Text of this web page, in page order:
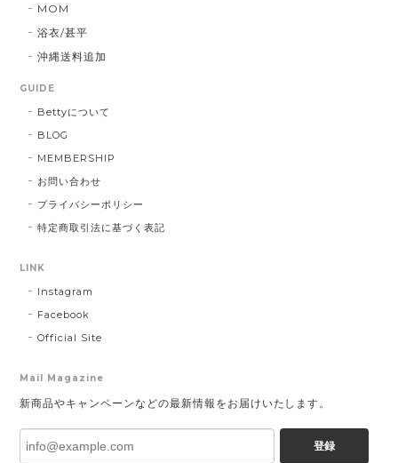
MOM
浴衣/甚平
沖縄送料追加
GUIDE
Bettyについて
BLOG
MEMBERSHIP
お問い合わせ
プライバシーポリシー
特定商取引法に基づく表記
LINK
Instagram
Facebook
Official Site
Mail Magazine
新商品やキャンペーンなどの最新情報をお届けいたします。
登録